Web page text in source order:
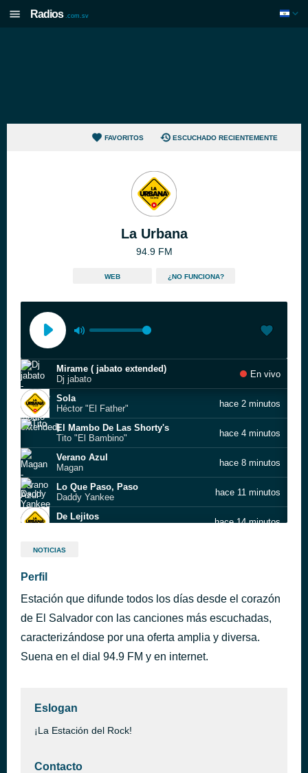
Radios .com.sv
FAVORITOS ESCUCHADO RECIENTEMENTE
La Urbana
94.9 FM
WEB ¿NO FUNCIONA?
Mirame ( jabato extended)
Dj jabato
En vivo
Sola
Héctor "El Father"
hace 2 minutos
El Mambo De Las Shorty's
Tito "El Bambino"
hace 4 minutos
Verano Azul
Magan
hace 8 minutos
Lo Que Paso, Paso
Daddy Yankee
hace 11 minutos
De Lejitos
hace 14 minutos
Wandering The City Streets
Dale Don Dale
Don Omar
El Perdón
hace 24 minutos
NOTICIAS
Perfil
Estación que difunde todos los días desde el corazón
de El Salvador con las canciones más escuchadas,
caracterizándose por una oferta amplia y diversa.
Suena en el dial 94.9 FM y en internet.
Eslogan
¡La Estación del Rock!
Contacto